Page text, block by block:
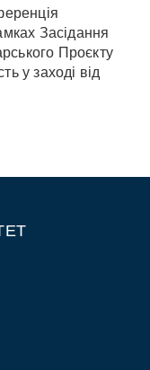
Засідання
Проєкту
у заході від